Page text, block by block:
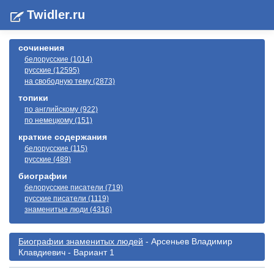
Twidler.ru
сочинения
белорусские (1014)
русские (12595)
на свободную тему (2873)
топики
по английскому (922)
по немецкому (151)
краткие содержания
белорусские (115)
русские (489)
биографии
белорусские писатели (719)
русские писатели (1119)
знаменитые люди (4316)
Биографии знаменитых людей - Арсеньев Владимир
Клавдиевич - Вариант 1